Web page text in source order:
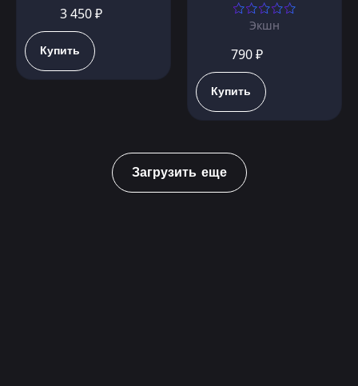
3 450 ₽
Купить
Экшн
790 ₽
Купить
Загрузить еще